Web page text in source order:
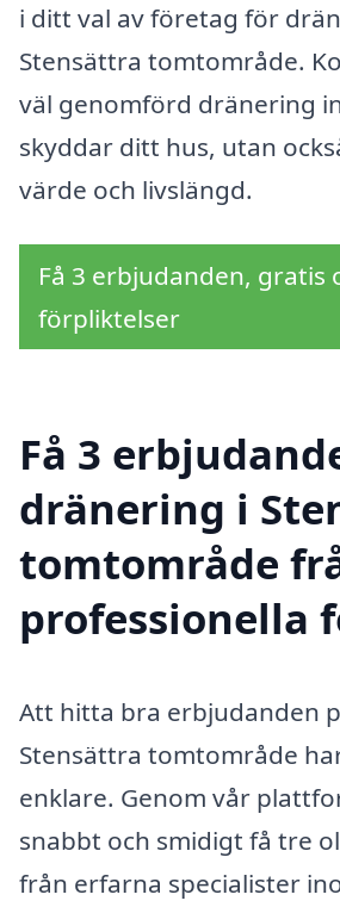
i ditt val av företag för
Stensättra tomtområde.
väl genomförd dränering
skyddar ditt hus, utan
värde och livslängd.
Få 3 erbjudanden, gratis
förpliktelser
Få 3
dränering i
tomtområde
professionella
Att hitta bra erbjudanden
Stensättra tomtområde
enklare. Genom vår
snabbt och smidigt få tre
från erfarna specialister